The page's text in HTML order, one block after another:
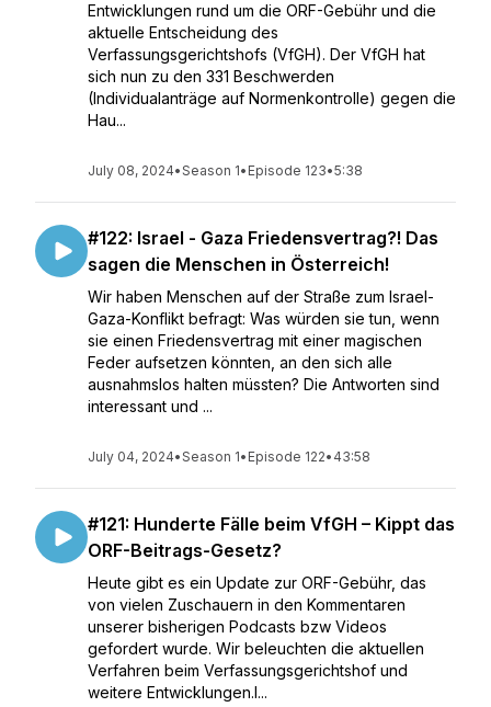
Entwicklungen rund um die ORF-Gebühr und die
aktuelle Entscheidung des
Verfassungsgerichtshofs (VfGH). Der VfGH hat
sich nun zu den 331 Beschwerden
(Individualanträge auf Normenkontrolle) gegen die
Hau...
July 08, 2024•Season 1• Episode 123•5:38
#122: Israel - Gaza Friedensvertrag?! Das
sagen die Menschen in Österreich!
Wir haben Menschen auf der Straße zum Israel-
Gaza-Konflikt befragt: Was würden sie tun, wenn
sie einen Friedensvertrag mit einer magischen
Feder aufsetzen könnten, an den sich alle
ausnahmslos halten müssten? Die Antworten sind
interessant und ...
July 04, 2024•Season 1• Episode 122• 43:58
#121: Hunderte Fälle beim VfGH – Kippt das
ORF-Beitrags-Gesetz?
Heute gibt es ein Update zur ORF-Gebühr, das
von vielen Zuschauern in den Kommentaren
unserer bisherigen Podcasts bzw Videos
gefordert wurde. Wir beleuchten die aktuellen
Verfahren beim Verfassungsgerichtshof und
weitere Entwicklungen.I...